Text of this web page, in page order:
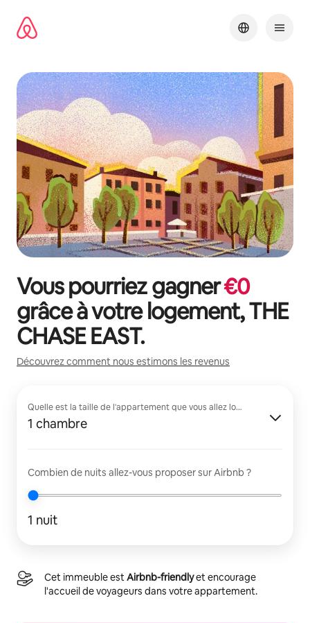
directement
Vous pourriez gagner€0
grâce à votre logement,THE
CHASE EAST.
Découvrez comment nous estimons les revenus
Quelle est la taille de l'appartement que vous allez louer ?
1 chambre
Combien de nuits allez-vous proposer sur Airbnb ?
1 nuit
Cet immeuble estAirbnb-friendlyet encourage
l'accueil de voyageurs dans votre appartement.